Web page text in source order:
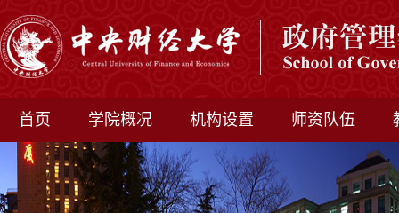
首页 学院概况 机构设置 师资队伍